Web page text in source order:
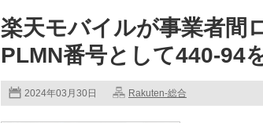
楽天モバイルが事業者間
PLMN番号として440-94
2024年03月30日 Rakuten-総合